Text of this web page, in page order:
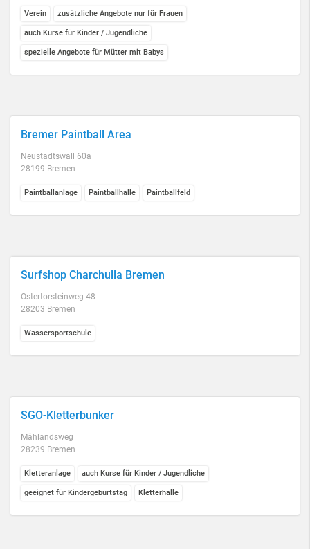
Verein zusätzliche Angebote nur für Frauen
auch Kurse für Kinder / Jugendliche
spezielle Angebote für Mütter mit Babys
Bremer Paintball Area
Neustadtswall 60a
28199 Bremen
Paintballanlage Paintballhalle Paintballfeld
Surfshop Charchulla Bremen
Ostertorsteinweg 48
28203 Bremen
Wassersportschule
SGO-Kletterbunker
Mählandsweg
28239 Bremen
Kletteranlage auch Kurse für Kinder / Jugendliche
geeignet für Kindergeburtstag Kletterhalle